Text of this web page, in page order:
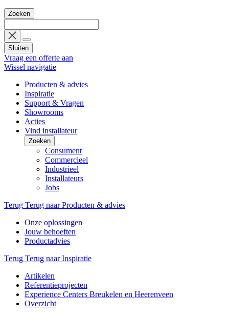
Zoeken
Sluiten
Vraag een offerte aan
Wissel navigatie
Producten & advies
Inspiratie
Support & Vragen
Showrooms
Acties
Vind installateur
Zoeken
Consument
Commercieel
Industrieel
Installateurs
Jobs
Terug Terug naar Producten & advies
Onze oplossingen
Jouw behoeften
Productadvies
Terug Terug naar Inspiratie
Artikelen
Referentieprojecten
Experience Centers Breukelen en Heerenveen
Overzicht